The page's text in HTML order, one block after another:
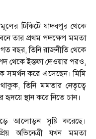
টিকিটে যাদবপুর থেকে
তার প্রথম পদক্ষেপ মমতা
বছর, তিনি রাজনীতি থেকে
থেকে ইস্তফা দেওয়ার পরও,
সমর্থন করে এসেছেন। মিমি
তিনি মমতার নেতৃত্বে
স্থান করে নিতে চান।
আলোড়ন সৃষ্টি করেছে।
অভিনেত্রী যখন মমতা